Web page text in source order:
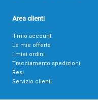
Area clienti
Il mio account
Le mie offerte
I miei ordini
Tracciamento spedizioni
Resi
Servizio clienti